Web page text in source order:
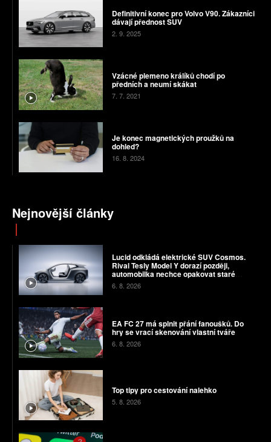
Definitivní konec pro Volvo V90. Zákazníci
dávají přednost SUV
2. 9. 2025
Vzácné plemeno králíků chodí po
předních a neumí skákat
7. 7. 2021
Je konec magnetických proužků na
dohled?
16. 8. 2024
Nejnovější články
Lucid odkládá elektrické SUV Cosmos.
Rival Tesly Model Y dorazí později,
automobilka nechce opakovat staré
chyby
6. 8. 2026
EA FC 27 má splnit přání fanoušků. Do
hry se vrací skenování vlastní tváře
6. 8. 2026
Top tipy pro cestování nalehko
5. 8. 2026